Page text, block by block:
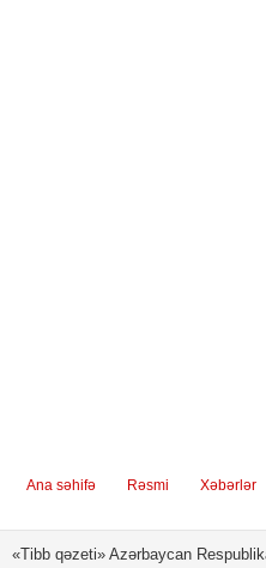
Ana səhifə Rəsmi Xəbərlər
«Tibb qəzeti» Azərbaycan